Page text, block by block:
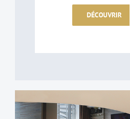
DÉCOUVRIR